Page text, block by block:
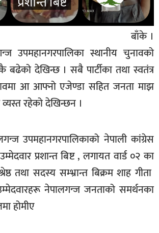
सिंह ) बाँके ।
उपमहानगरपालिका स्थानीय चुनावको
बढेको देखिन्छ । सबै पार्टीका तथा स्वतंत्र
आ आफ्नो एजेण्डा सहित जनता माझ
व्यस्त रहेको देखिन्छन ।
उपमहानगरपालिकाको नेपाली कांग्रेस
प्रशान्त बिष्ट , लगायत वार्ड ०२ का
तथा सदस्य सम्भ्रान्त बिक्रम शाह गीता
नेपालगन्ज जनताको समर्थनका
होमीए